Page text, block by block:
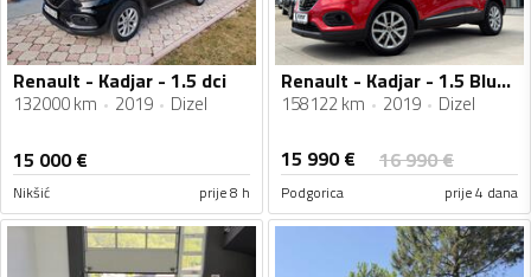
Renault - Kadjar - 1.5 dci
132000 km 2019 Dizel
15 000€
Nikšić prije 8 h
Renault - Kadjar - 1.5 BlueDci Automatik Business Energy 116 KS - FACELIFT
158122 km 2019 Dizel
15 990€ 16 990€
Podgorica prije 4 dana